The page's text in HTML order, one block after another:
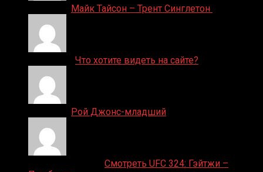
Майк Тайсон – Трент Синглетон
Что хотите видеть на сайте?
Рой Джонс-младший
Смотреть UFC 324: Гэйтжи –